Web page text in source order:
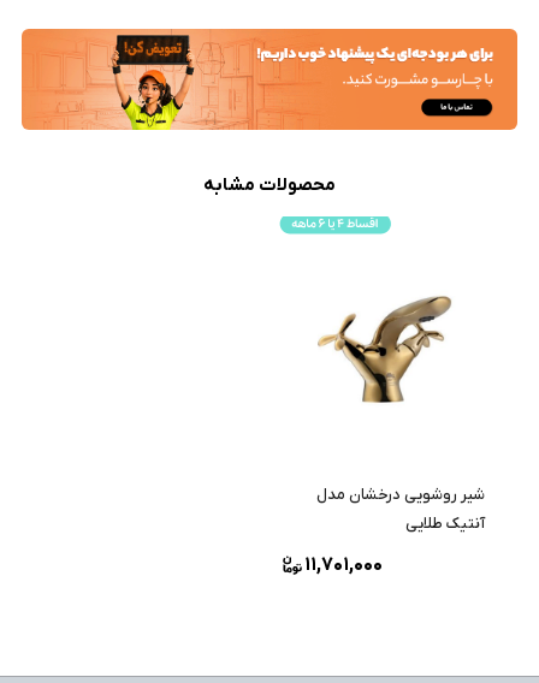
محصولات مشابه
شیر روشویی درخشان مدل
آنتیک طلایی
11,701,000